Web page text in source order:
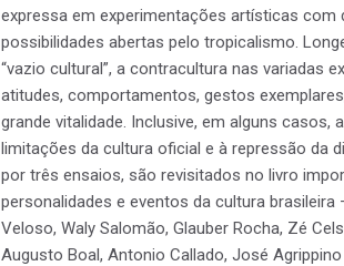
expressa em experimentações artísticas com
possibilidades abertas pelo tropicalismo.
“vazio cultural”, a contracultura nas variadas
atitudes, comportamentos, gestos
grande vitalidade. Inclusive, em alguns casos,
limitações da cultura oficial e à repressão da
por três ensaios, são revisitados no livro
personalidades e eventos da cultura
Veloso, Waly Salomão, Glauber Rocha, Zé
Augusto Boal, Antonio Callado, José Agrippino